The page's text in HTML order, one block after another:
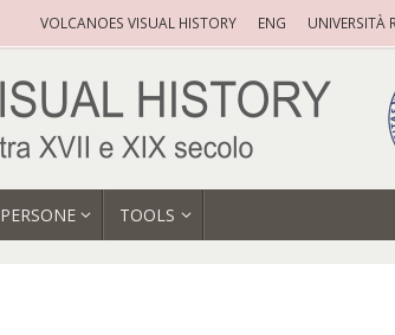
VOLCANOES VISUAL HISTORY ENG UNIVERSITÀ
PERSONE TOOLS